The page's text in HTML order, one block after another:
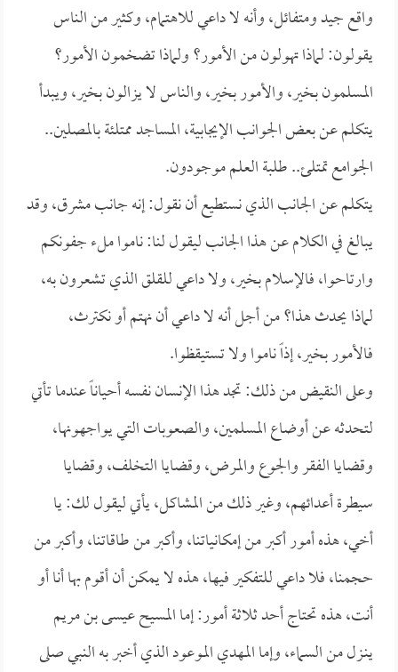
واقع جيد ومتفائل، وأنه لا داعي للاهتمام، وكثير من الناس
يقولون: لماذا تهولون من الأمور؟ ولماذا تضخمون الأمور؟
المسلمون بخير، والأمور بخير، والناس لا يزالون بخير، ويبدأ
يتكلم عن بعض الجوانب الإيجابية، المساجد ممتلئة بالمصلين..
الجوامع تمتلئ.. طلبة العلم موجودون.
يتكلم عن الجانب الذي نستطيع أن نقول: إنه جانب مشرق، وقد
يبالغ في الكلام عن هذا الجانب ليقول لنا: ناموا ملء جفونكم
وارتاحوا، فالإسلام بخير، ولا داعي للقلق الذي تشعرون به،
لماذا يحدث هذا؟ من أجل أنه لا داعي أن نهتم أو نكترث،
فالأمور بخير، إذاً ناموا ولا تستيقظوا.
وعلى النقيض من ذلك: تجد هذا الإنسان نفسه أحياناً عندما تأتي
لتحدثه عن أوضاع المسلمين، والصعوبات التي يواجهونها،
وقضايا الفقر والجوع والمرض، وقضايا التخلف، وقضايا
سيطرة أعدائهم، وغير ذلك من المشاكل، يأتي ليقول لك: يا
أخي، هذه أمور أكبر من إمكانياتنا، وأكبر من طاقاتنا، وأكبر من
حجمنا، فلا داعي للتفكير فيها، هذه لا يمكن أن أقوم بها أنا أو
أنت، هذه تحتاج أحد ثلاثة أمور: إما المسيح عيسى بن مريم
ينـزل من السماء، وإما المهدي الموعود الذي أخبر به النبي صلى